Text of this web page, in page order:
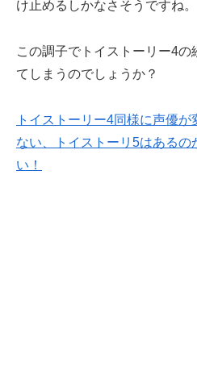
け止めるしかなさそうですね。
この調子でトイストーリー4の
てしまうのでしょうか？
トイストーリー4同様に声優
ない、トイストーリ5はあるの
い！